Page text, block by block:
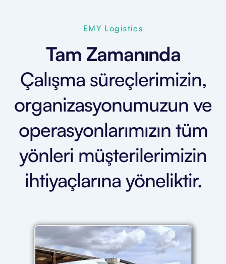
EMY Logistics
Tam Zamanında
Çalışma süreçlerimizin,
organizasyonumuzun ve
operasyonlarımızın tüm
yönleri müşterilerimizin
ihtiyaçlarına yöneliktir.